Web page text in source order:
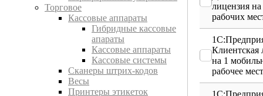
Торговое
Кассовые аппараты
Гибридные кассовые
апараты
Кассовые аппараты
Кассовые системы
Сканеры штрих-кодов
Весы
Принтеры этикеток
лицензия
рабочих
Клиентская
на 1
рабочее